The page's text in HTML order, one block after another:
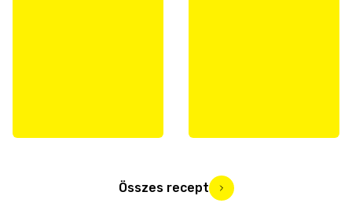
Összes recept